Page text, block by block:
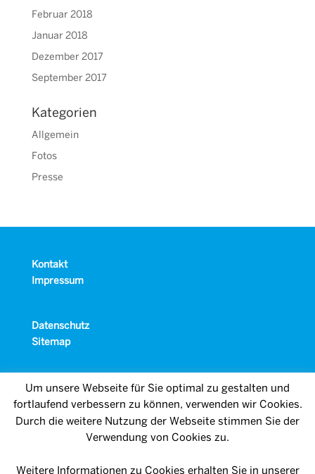
Februar 2018
Januar 2018
Dezember 2017
September 2017
Kategorien
Allgemein
Fotos
Presse
Kontakt
Impressum
Datenschutz
Sitemap
Um unsere Webseite für Sie optimal zu gestalten und
fortlaufend verbessern zu können, verwenden wir Cookies.
Durch die weitere Nutzung der Webseite stimmen Sie der
Verwendung von Cookies zu.
Weitere Informationen zu Cookies erhalten Sie in unserer